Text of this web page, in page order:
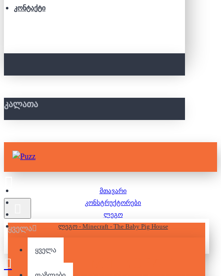
ᲙᲝᲜᲢᲐᲥᲢᲘ
ᲙᲐᲚᲐᲗᲐ
ყველა
ყველა
მთავარი
კონსტრუქტორები
ლეგო
ლეგო - Minecraft - The Baby Pig House
ᲚᲔᲒᲝ - MINECRAFT -